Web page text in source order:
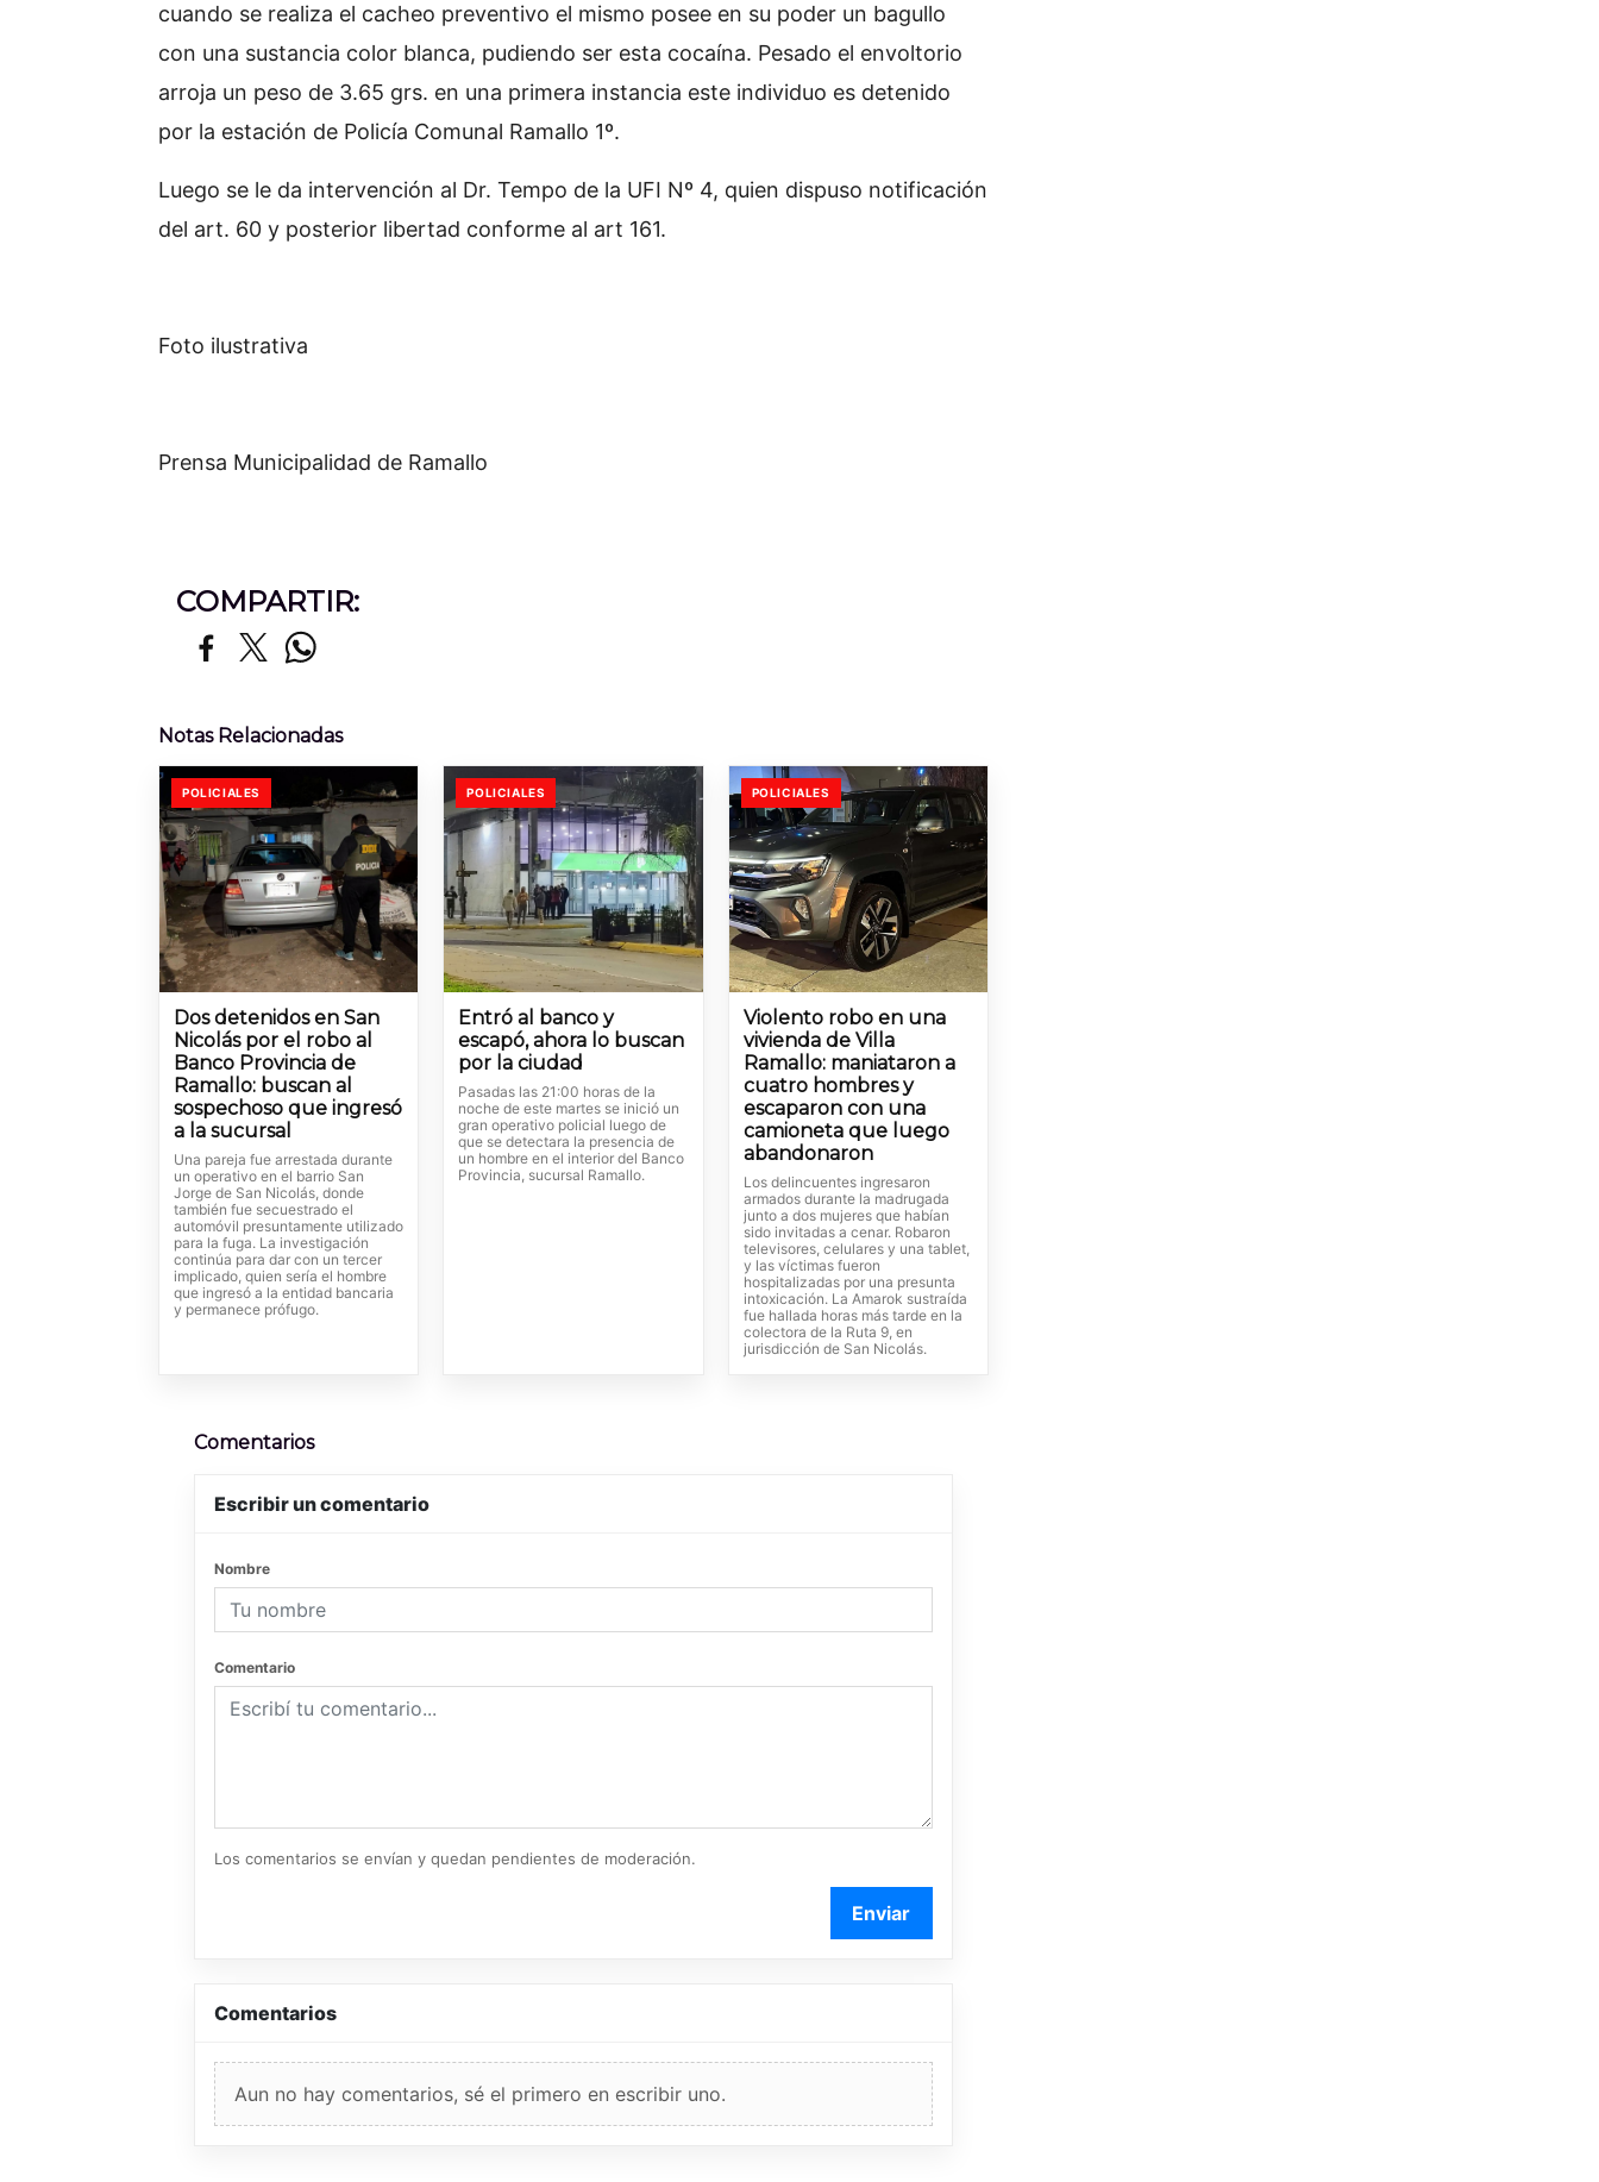
cuando se realiza el cacheo preventivo el mismo posee en su poder un bagullo
con una sustancia color blanca, pudiendo ser esta cocaína. Pesado el envoltorio
arroja un peso de 3.65 grs. en una primera instancia este individuo es detenido
por la estación de Policía Comunal Ramallo 1º.
Luego se le da intervención al Dr. Tempo de la UFI Nº 4, quien dispuso notificación
del art. 60 y posterior libertad conforme al art 161.
Foto ilustrativa
Prensa Municipalidad de Ramallo
COMPARTIR:
Notas Relacionadas
POLICIALES
Dos detenidos en San
Nicolás por el robo al
Banco Provincia de
Ramallo: buscan al
sospechoso que ingresó
a la sucursal
Una pareja fue arrestada durante
un operativo en el barrio San
Jorge de San Nicolás, donde
también fue secuestrado el
automóvil presuntamente utilizado
para la fuga. La investigación
continúa para dar con un tercer
implicado, quien sería el hombre
que ingresó a la entidad bancaria
y permanece prófugo.
POLICIALES
Entró al banco y
escapó, ahora lo buscan
por la ciudad
Pasadas las 21:00 horas de la
noche de este martes se inició un
gran operativo policial luego de
que se detectara la presencia de
un hombre en el interior del Banco
Provincia, sucursal Ramallo.
POLICIALES
Violento robo en una
vivienda de Villa
Ramallo: maniataron a
cuatro hombres y
escaparon con una
camioneta que luego
abandonaron
Los delincuentes ingresaron
armados durante la madrugada
junto a dos mujeres que habían
sido invitadas a cenar. Robaron
televisores, celulares y una tablet,
y las víctimas fueron
hospitalizadas por una presunta
intoxicación. La Amarok sustraída
fue hallada horas más tarde en la
colectora de la Ruta 9, en
jurisdicción de San Nicolás.
Comentarios
Escribir un comentario
Nombre
Comentario
Los comentarios se envían y quedan pendientes de moderación.
Enviar
Comentarios
Aun no hay comentarios, sé el primero en escribir uno.